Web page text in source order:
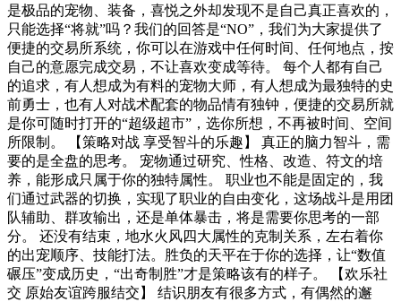
是极品的宠物、装备，喜悦之外却发现不是自己真正喜欢的，
只能选择“将就”吗？我们的回答是“NO”，我们为大家提供了
便捷的交易所系统，你可以在游戏中任何时间、任何地点，按
自己的意愿完成交易，不让喜欢变成等待。 每个人都有自己
的追求，有人想成为有料的宠物大师，有人想成为最独特的史
前勇士，也有人对战术配套的物品情有独钟，便捷的交易所就
是你可随时打开的“超级超市”，选你所想，不再被时间、空间
所限制。 【策略对战 享受智斗的乐趣】 真正的脑力智斗，需
要的是全盘的思考。 宠物通过研究、性格、改造、符文的培
养，能形成只属于你的独特属性。 职业也不能是固定的，我
们通过武器的切换，实现了职业的自由变化，这场战斗是用团
队辅助、群攻输出，还是单体暴击，将是需要你思考的一部
分。 还没有结束，地水火风四大属性的克制关系，左右着你
的出宠顺序、技能打法。胜负的天平在于你的选择，让“数值
碾压”变成历史，“出奇制胜”才是策略该有的样子。 【欢乐社
交 原始友谊跨服结交】 结识朋友有很多方式，有偶然的邂